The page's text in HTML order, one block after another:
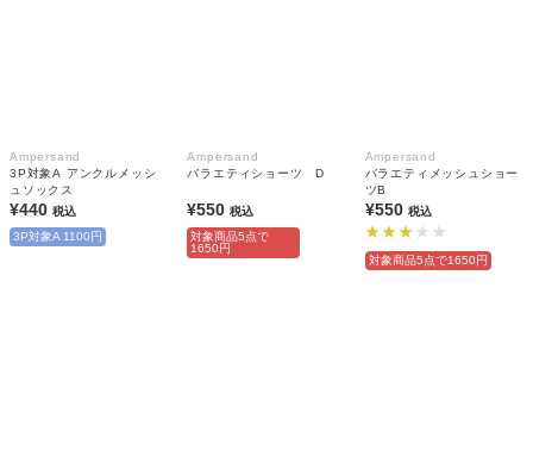
Ampersand
3P対象A アンクルメッシ
ュソックス
¥440 税込
3P対象A 1100円
Ampersand
バラエティショーツ D
¥550税込
対象商品5点で
1650円
Ampersand
バラエティメッシュショー
ツB
¥550 税込
対象商品5点で1650円